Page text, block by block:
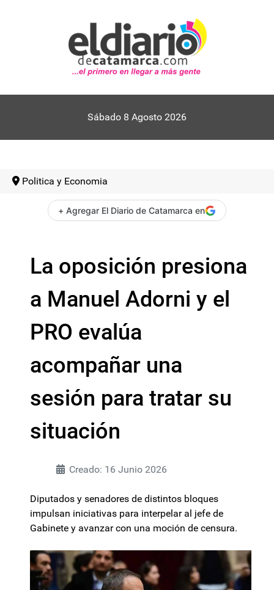
Sábado 8 Agosto 2026
Politica y Economia
+ Agregar El Diario de Catamarca en
La oposición presiona
a Manuel Adorni y el
PRO evalúa
acompañar una
sesión para tratar su
situación
Creado: 16 Junio 2026
Diputados y senadores de distintos bloques
impulsan iniciativas para interpelar al jefe de
Gabinete y avanzar con una moción de censura.